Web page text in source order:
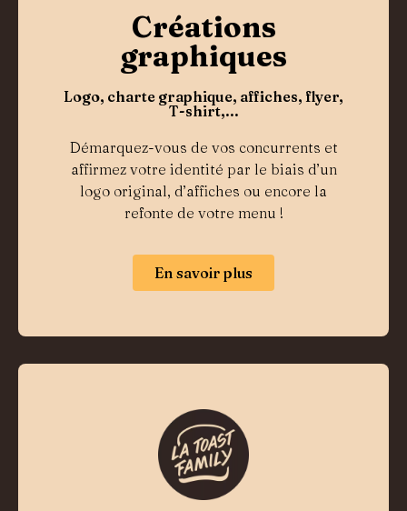
Créations
graphiques
Logo, charte graphique, affiches, flyer,
T-shirt,...
Démarquez-vous de vos concurrents et
affirmez votre identité par le biais d’un
logo original, d’affiches ou encore la
refonte de votre menu !
En savoir plus